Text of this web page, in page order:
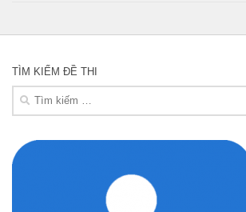
TÌM KIẾM ĐỀ THI
Tìm
kiếm